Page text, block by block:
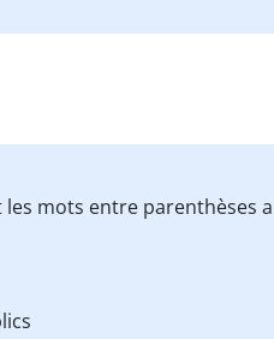
les mots entre parenthèses